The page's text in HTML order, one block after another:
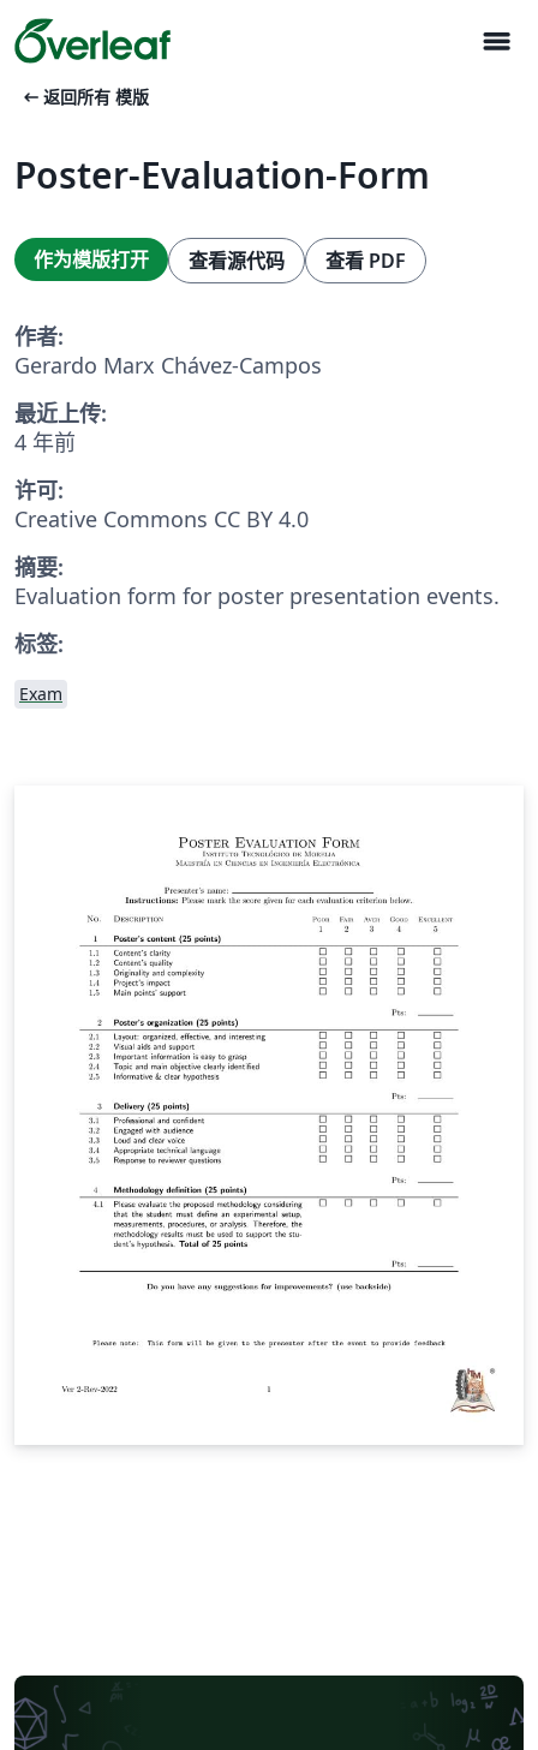
menu
arrow_left_alt 返回所有 模版
Poster-Evaluation-Form
作为模版打开 查看源代码 查看 PDF
作者:
Gerardo Marx Chávez-Campos
最近上传:
4 年前
许可:
Creative Commons CC BY 4.0
摘要:
Evaluation form for poster presentation events.
标签:
Exam